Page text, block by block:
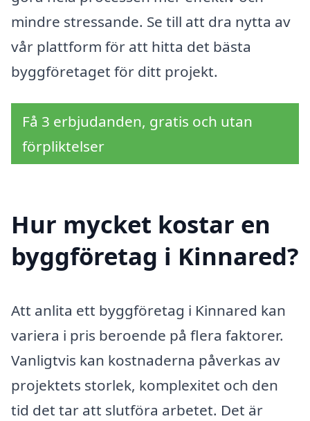
mindre stressande. Se till att dra nytta av
vår plattform för att hitta det bästa
byggföretaget för ditt projekt.
Få 3 erbjudanden, gratis och utan
förpliktelser
Hur mycket kostar en
byggföretag i Kinnared?
Att anlita ett byggföretag i Kinnared kan
variera i pris beroende på flera faktorer.
Vanligtvis kan kostnaderna påverkas av
projektets storlek, komplexitet och den
tid det tar att slutföra arbetet. Det är